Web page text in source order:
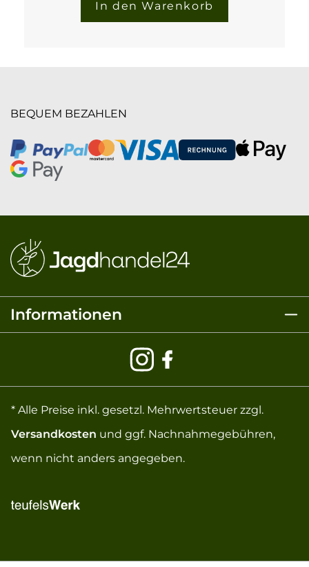
In den Warenkorb
BEQUEM BEZAHLEN
Informationen
* Alle Preise inkl. gesetzl. Mehrwertsteuer zzgl.
Versandkosten und ggf. Nachnahmegebühren,
wenn nicht anders angegeben.